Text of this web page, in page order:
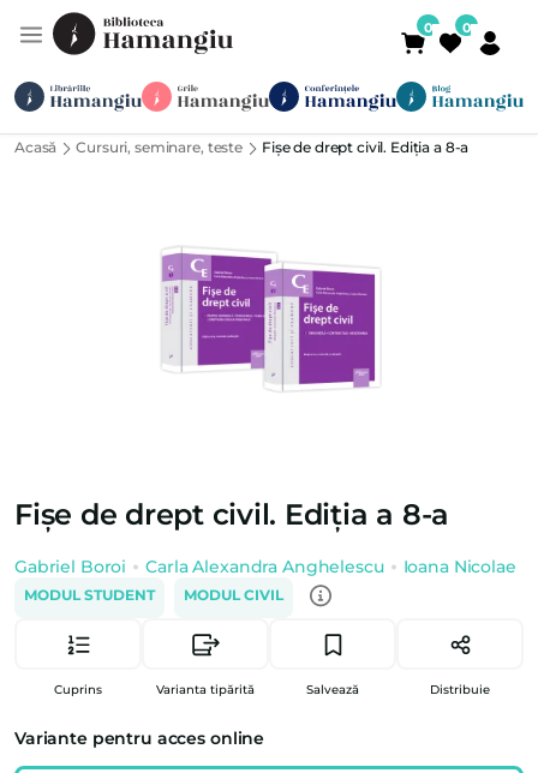
Module Publicații Abonamente
Acasă Cursuri, seminare, teste Fișe de drept civil. Ediția a 8-a
Fișe de drept civil. Ediția a 8-a
Gabriel Boroi Carla Alexandra Anghelescu Ioana Nicolae
MODUL STUDENT MODUL CIVIL
Cuprins Varianta tipărită Salvează Distribuie
Variante pentru acces online